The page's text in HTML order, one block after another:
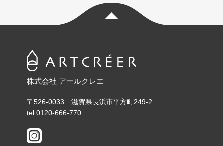
PRIVACY POLICY
株式会社 アールクレエ
〒526-0033 滋賀県長浜市平方町249-2
tel.0120-666-770